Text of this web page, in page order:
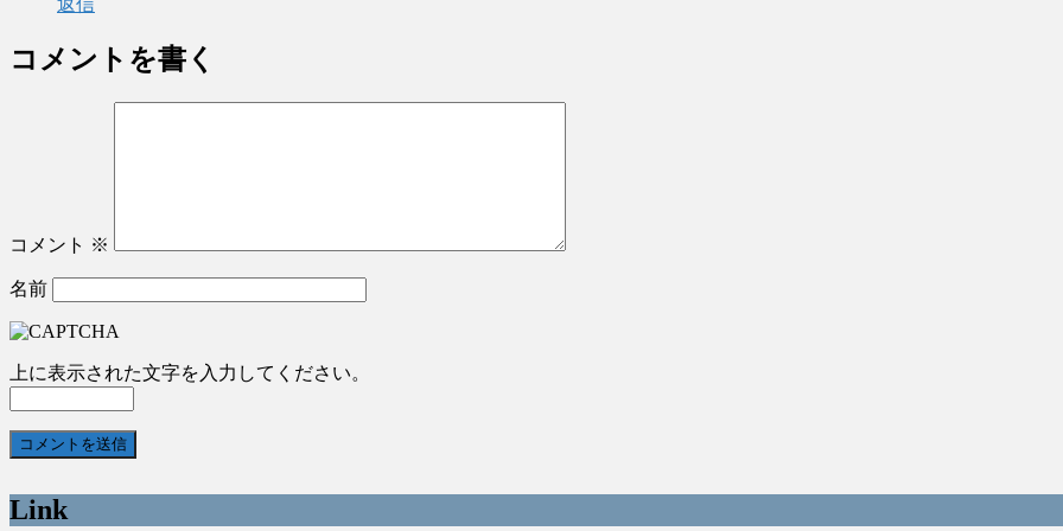
コメントを書く
コメント ※
名前
上に表示された文字を入力してください。
Link